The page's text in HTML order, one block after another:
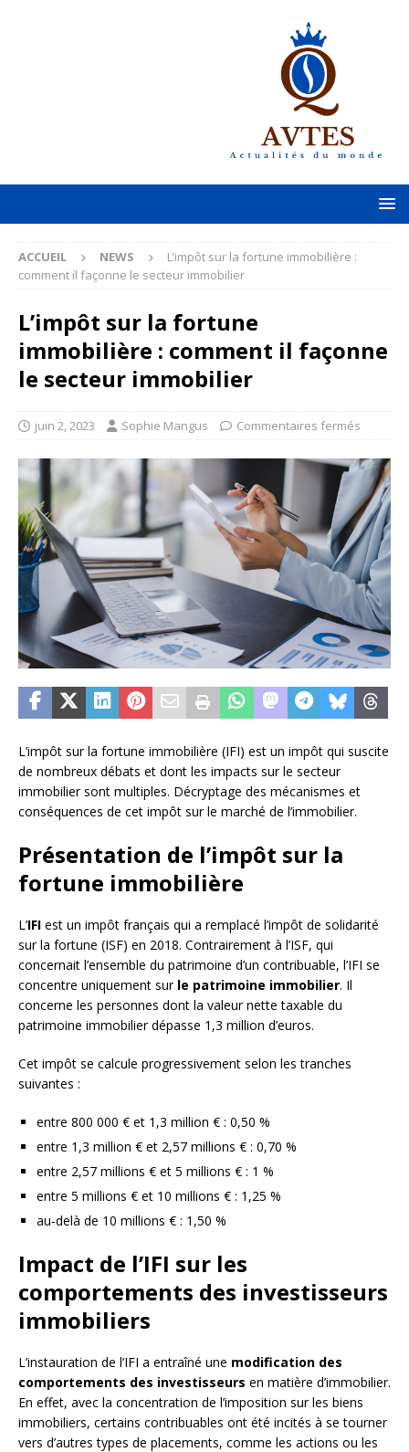
ACCUEIL NEWS
L’impôt sur la fortune immobilière :
comment il façonne le secteur immobilier
L’impôt sur la fortune
immobilière : comment il façonne
le secteur immobilier
juin 2, 2023 Sophie Mangus Commentaires fermés
L’impôt sur la fortune immobilière (IFI) est un impôt qui suscite
de nombreux débats et dont les impacts sur le secteur
immobilier sont multiples. Décryptage des mécanismes et
conséquences de cet impôt sur le marché de l’immobilier.
Présentation de l’impôt sur la
fortune immobilière
L’IFI est un impôt français qui a remplacé l’impôt de solidarité
sur la fortune (ISF) en 2018. Contrairement à l’ISF, qui
concernait l’ensemble du patrimoine d’un contribuable, l’IFI se
concentre uniquement sur le patrimoine immobilier. Il
concerne les personnes dont la valeur nette taxable du
patrimoine immobilier dépasse 1,3 million d’euros.
Cet impôt se calcule progressivement selon les tranches
suivantes :
entre 800 000 € et 1,3 million € : 0,50 %
entre 1,3 million € et 2,57 millions € : 0,70 %
entre 2,57 millions € et 5 millions € : 1 %
entre 5 millions € et 10 millions € : 1,25 %
au-delà de 10 millions € : 1,50 %
Impact de l’IFI sur les
comportements des investisseurs
immobiliers
L’instauration de l’IFI a entraîné une modification des
comportements des investisseurs en matière d’immobilier.
En effet, avec la concentration de l’imposition sur les biens
immobiliers, certains contribuables ont été incités à se tourner
vers d’autres types de placements, comme les actions ou les